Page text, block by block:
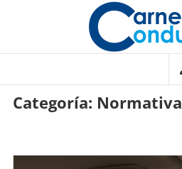
de
conducir
de
Categoría: Normativa